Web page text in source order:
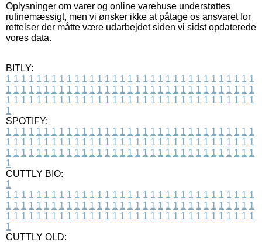
Oplysninger om varer og online varehuse understøttes
rutinemæssigt, men vi ønsker ikke at påtage os ansvaret for
rettelser der måtte være udarbejdet siden vi sidst opdaterede
vores data.
BITLY:
1 1 1 1 1 1 1 1 1 1 1 1 1 1 1 1 1 1 1 1 1 1 1 1 1 1 1 1 1 1 1 1 1
1 1 1 1 1 1 1 1 1 1 1 1 1 1 1 1 1 1 1 1 1 1 1 1 1 1 1 1 1 1 1 1 1
1 1 1 1 1 1 1 1 1 1 1 1 1 1 1 1 1 1 1 1 1 1 1 1 1 1 1 1 1 1 1 1 1
1
SPOTIFY:
1 1 1 1 1 1 1 1 1 1 1 1 1 1 1 1 1 1 1 1 1 1 1 1 1 1 1 1 1 1 1 1 1
1 1 1 1 1 1 1 1 1 1 1 1 1 1 1 1 1 1 1 1 1 1 1 1 1 1 1 1 1 1 1 1 1
1 1 1 1 1 1 1 1 1 1 1 1 1 1 1 1 1 1 1 1 1 1 1 1 1 1 1 1 1 1 1 1 1
1
CUTTLY BIO:
1
1 1 1 1 1 1 1 1 1 1 1 1 1 1 1 1 1 1 1 1 1 1 1 1 1 1 1 1 1 1 1 1 1
1 1 1 1 1 1 1 1 1 1 1 1 1 1 1 1 1 1 1 1 1 1 1 1 1 1 1 1 1 1 1 1 1
1 1 1 1 1 1 1 1 1 1 1 1 1 1 1 1 1 1 1 1 1 1 1 1 1 1 1 1 1 1 1 1 1
1
CUTTLY OLD: